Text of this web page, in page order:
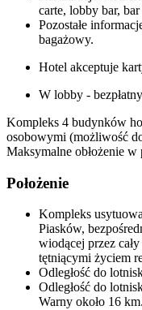
carte, lobby bar,
Pozostałe
bagażowy.
Hotel akceptuje
W lobby -
Kompleks 4 budynków
osobowymi (możliwość
Maksymalne obłożenie w
Położenie
Kompleks
Piasków,
wiodącej przez
tętniącymi życiem
Odległość do
Odległość do
Warny około 16 km.